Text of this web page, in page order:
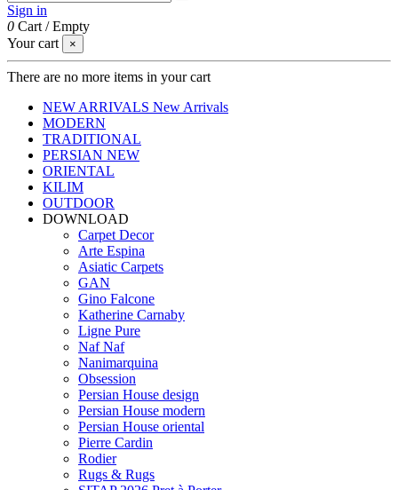
Sign in
0 Cart /Empty
Your cart
×
There are no more items in your cart
NEW ARRIVALS New Arrivals
MODERN
TRADITIONAL
PERSIAN NEW
ORIENTAL
KILIM
OUTDOOR
DOWNLOAD
Carpet Decor
Arte Espina
Asiatic Carpets
GAN
Gino Falcone
Katherine Carnaby
Ligne Pure
Naf Naf
Nanimarquina
Obsession
Persian House design
Persian House modern
Persian House oriental
Pierre Cardin
Rodier
Rugs & Rugs